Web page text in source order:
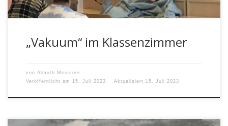
„Vakuum“ im Klassenzimmer
von Almuth Meissner
Veröffentlicht am
15. Juli 2023 Aktualisiert 15. Juli 2023